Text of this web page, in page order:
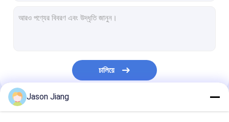
বিস্ফোরণ প্রমাণ জংশন বক্স
বিস্ফোরণ প্রমাণ সুইচ
চালিয়ে
আমাদের বিভাগসমূহ
Jason Jiang